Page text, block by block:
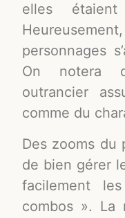
elles
personnages
On notera
outrancier
comme du
Des zooms du
de bien gérer
facilement
combos ». La